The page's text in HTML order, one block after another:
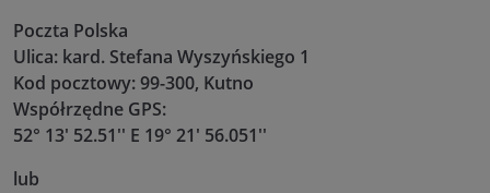
Poczta Polska
Ulica: kard. Stefana Wyszyńskiego 1
Kod pocztowy: 99-300, Kutno
Współrzędne GPS:
52° 13' 52.51'' E 19° 21' 56.051''
lub